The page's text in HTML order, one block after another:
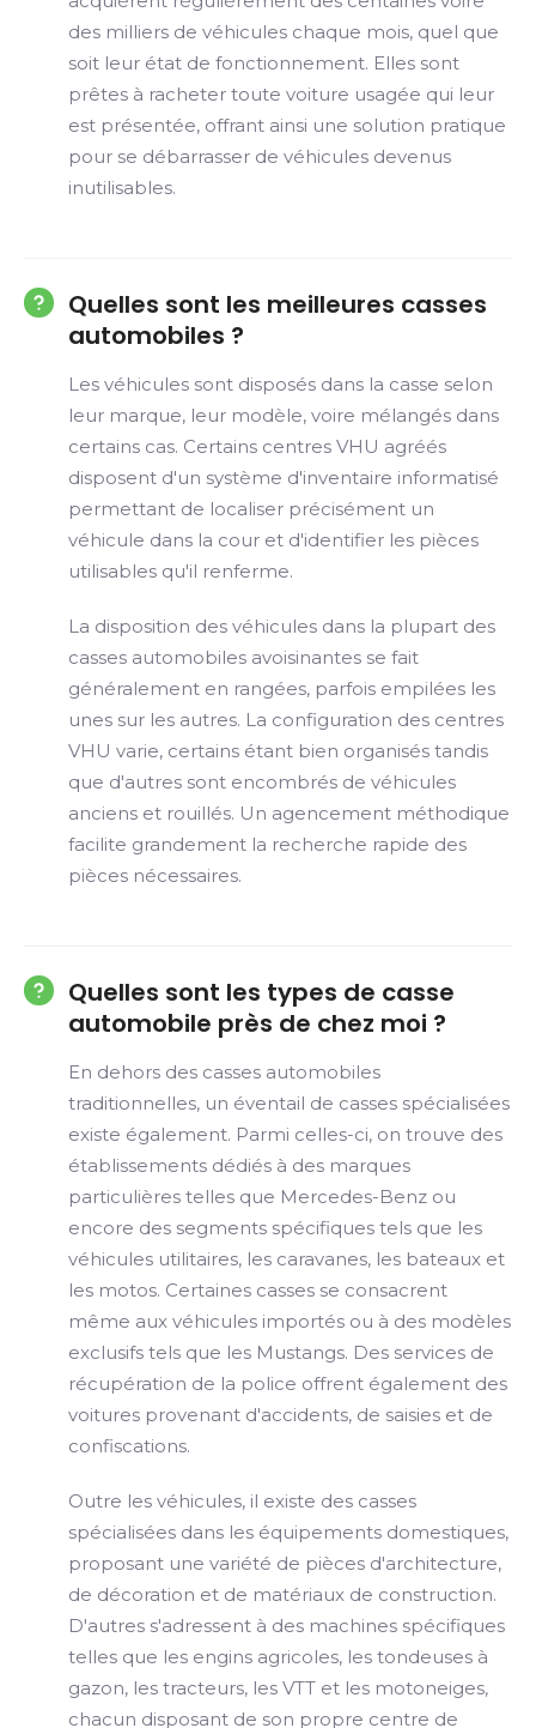
des milliers de véhicules chaque mois, quel que
soit leur état de fonctionnement. Elles sont
prêtes à racheter toute voiture usagée qui leur
est présentée, offrant ainsi une solution pratique
pour se débarrasser de véhicules devenus
inutilisables.
Quelles sont les meilleures casses
automobiles ?
Les véhicules sont disposés dans la casse selon
leur marque, leur modèle, voire mélangés dans
certains cas. Certains centres VHU agréés
disposent d'un système d'inventaire informatisé
permettant de localiser précisément un
véhicule dans la cour et d'identifier les pièces
utilisables qu'il renferme.
La disposition des véhicules dans la plupart des
casses automobiles avoisinantes se fait
généralement en rangées, parfois empilées les
unes sur les autres. La configuration des centres
VHU varie, certains étant bien organisés tandis
que d'autres sont encombrés de véhicules
anciens et rouillés. Un agencement méthodique
facilite grandement la recherche rapide des
pièces nécessaires.
Quelles sont les types de casse
automobile près de chez moi ?
En dehors des casses automobiles
traditionnelles, un éventail de casses spécialisées
existe également. Parmi celles-ci, on trouve des
établissements dédiés à des marques
particulières telles que Mercedes-Benz ou
encore des segments spécifiques tels que les
véhicules utilitaires, les caravanes, les bateaux et
les motos. Certaines casses se consacrent
même aux véhicules importés ou à des modèles
exclusifs tels que les Mustangs. Des services de
récupération de la police offrent également des
voitures provenant d'accidents, de saisies et de
confiscations.
Outre les véhicules, il existe des casses
spécialisées dans les équipements domestiques,
proposant une variété de pièces d'architecture,
de décoration et de matériaux de construction.
D'autres s'adressent à des machines spécifiques
telles que les engins agricoles, les tondeuses à
gazon, les tracteurs, les VTT et les motoneiges,
chacun disposant de son propre centre de